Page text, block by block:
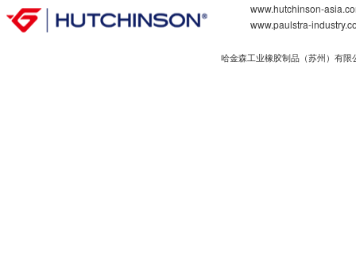
www.hutchinson-
www.paulstra-
哈金森工业橡胶制品（苏州）有限